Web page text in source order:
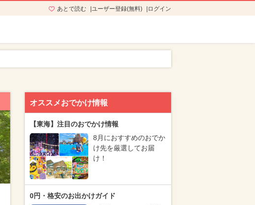
あとで読む ユーザー登録(無料) ログイン
オススメおでかけ情報
【東海】注目のおでかけ情報
8月におすすめのおでか
け先を厳選してお届
け！
0円・格安のお出かけガイド